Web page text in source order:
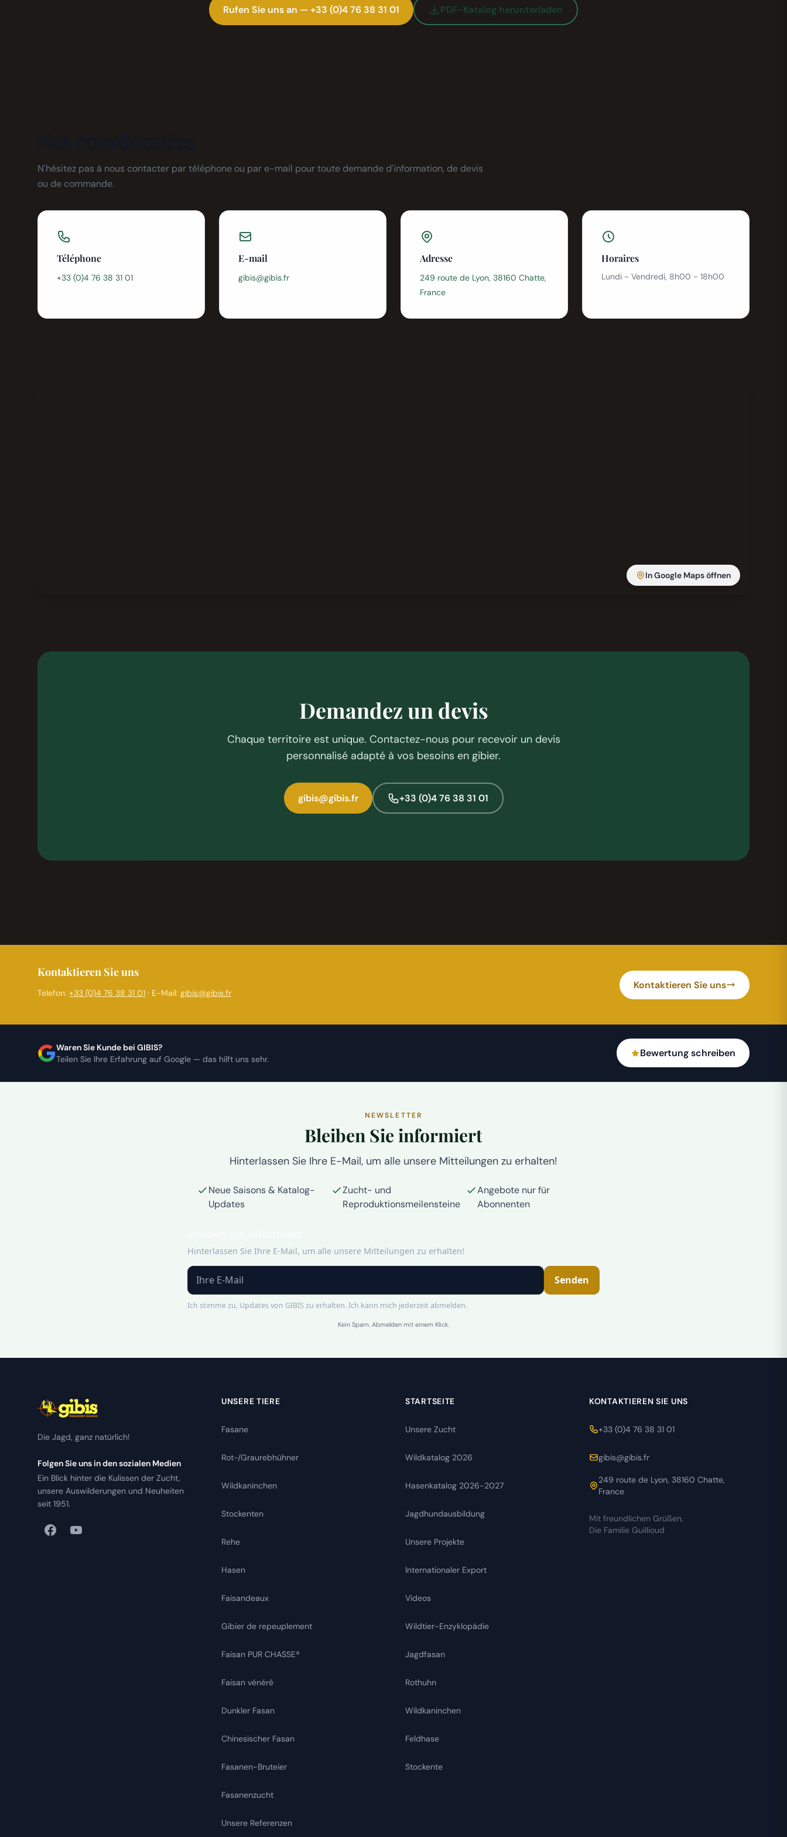
Rufen Sie uns an — +33 (0)4 76 38 31 01 PDF-Katalog herunterladen
N'hésitez pas à nous contacter par téléphone ou par e-mail pour toute demande d'information, de devis
ou de commande.
Téléphone
+33 (0)4 76 38 31 01
E-mail
gibis@gibis.fr
Adresse
249 route de Lyon, 38160 Chatte,
France
Horaires
Lundi - Vendredi, 8h00 - 18h00
In Google Maps öffnen
Demandez un devis
Chaque territoire est unique. Contactez-nous pour recevoir un devis
personnalisé adapté à vos besoins en gibier.
gibis@gibis.fr +33 (0)4 76 38 31 01
Kontaktieren Sie uns
Telefon: +33 (0)4 76 38 31 01 · E-Mail: gibis@gibis.fr
Kontaktieren Sie uns
Waren Sie Kunde bei GIBIS?
Teilen Sie Ihre Erfahrung auf Google — das hilft uns sehr.
Bewertung schreiben
NEWSLETTER
Bleiben Sie informiert
Hinterlassen Sie Ihre E-Mail, um alle unsere Mitteilungen zu erhalten!
Neue Saisons & Katalog-
Updates
Zucht- und
Reproduktionsmeilensteine
Angebote nur für
Abonnenten
Hinterlassen Sie Ihre E-Mail, um alle unsere Mitteilungen zu erhalten!
Senden
Ich stimme zu, Updates von GIBIS zu erhalten. Ich kann mich jederzeit abmelden.
Kein Spam. Abmelden mit einem Klick.
Die Jagd, ganz natürlich!
Folgen Sie uns in den sozialen Medien
Ein Blick hinter die Kulissen der Zucht,
unsere Auswilderungen und Neuheiten
seit 1951.
UNSERE TIERE
Fasane
Rot-/Graurebhühner
Wildkaninchen
Stockenten
Rehe
Hasen
Faisandeaux
Gibier de repeuplement
Faisan PUR CHASSE®
Faisan vénéré
Dunkler Fasan
Chinesischer Fasan
Fasanen-Bruteier
Fasanenzucht
Unsere Referenzen
STARTSEITE
Unsere Zucht
Wildkatalog 2026
Hasenkatalog 2026-2027
Jagdhundausbildung
Unsere Projekte
Internationaler Export
Videos
Wildtier-Enzyklopädie
Jagdfasan
Rothuhn
Wildkaninchen
Feldhase
Stockente
KONTAKTIEREN SIE UNS
+33 (0)4 76 38 31 01
gibis@gibis.fr
249 route de Lyon, 38160 Chatte,
France
Mit freundlichen Grüßen,
Die Familie Guillioud